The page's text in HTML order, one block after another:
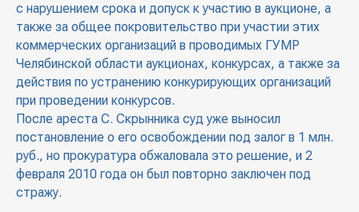
с нарушением срока и допуск к участию в аукционе, а
также за общее покровительство при участии этих
коммерческих организаций в проводимых ГУМР
Челябинской области аукционах, конкурсах, а также за
действия по устранению конкурирующих организаций
при проведении конкурсов.
После ареста С. Скрынника суд уже выносил
постановление о его освобождении под залог в 1 млн.
руб., но прокуратура обжаловала это решение, и 2
февраля 2010 года он был повторно заключен под
стражу.